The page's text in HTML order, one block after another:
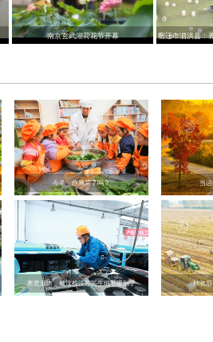
南京玄武湖荷花节开幕 宿迁市泗洪县：
今冬，你腌菜了吗？ 当
寒意渐浓，被这些江苏民生细节暖到了 秋收